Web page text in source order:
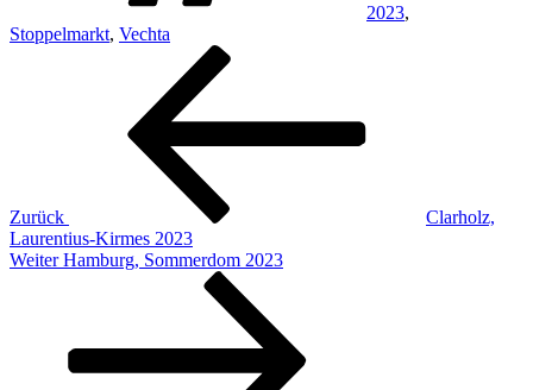
2023,
Stoppelmarkt, Vechta
Beitragsnavigation
Zurück
Clarholz,
Laurentius-Kirmes 2023
Nächster
Weiter Hamburg, Sommerdom 2023